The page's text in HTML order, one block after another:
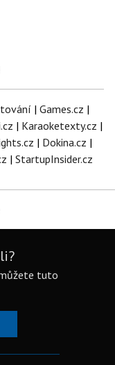
| Games.cz |
| Karaoketexty.cz |
| Dokina.cz |
| StartupInsider.cz
tuto